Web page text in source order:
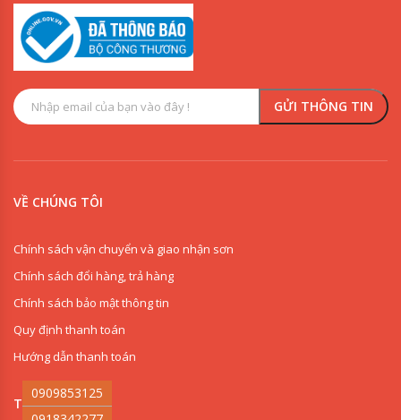
VỀ CHÚNG TÔI
Chính sách vận chuyển và giao nhận sơn
Chính sách đổi hàng, trả hàng
Chính sách bảo mật thông tin
Quy định thanh toán
Hướng dẫn thanh toán
THI CÔNG SƠN
0909853125